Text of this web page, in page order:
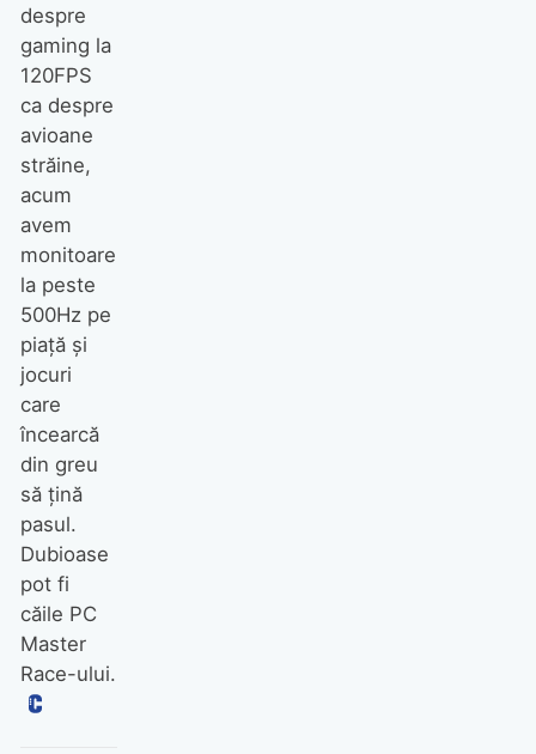
despre
gaming la
120FPS
ca despre
avioane
străine,
acum
avem
monitoare
la peste
500Hz pe
piață și
jocuri
care
încearcă
din greu
să țină
pasul.
Dubioase
pot fi
căile PC
Master
Race-ului.